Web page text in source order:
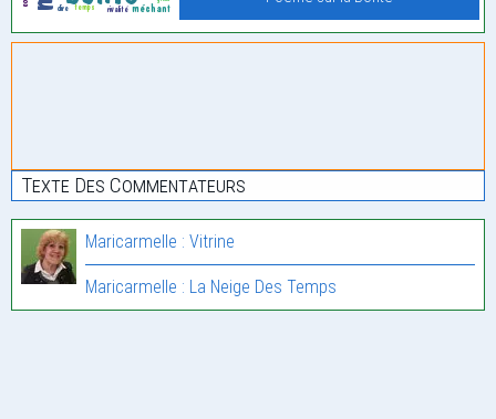
Texte Des Commentateurs
Maricarmelle : Vitrine
Maricarmelle : La Neige Des Temps